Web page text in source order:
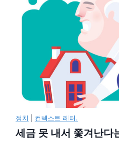
정치 컨텍스트 레터.
세금 못 내서 쫓겨난다